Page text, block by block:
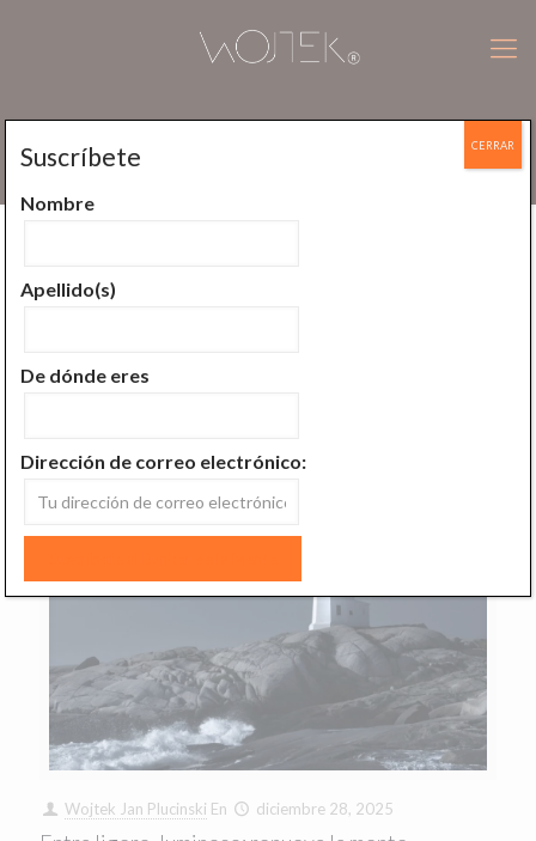
Conoce la mente
Wojtek Jan Plucinski En diciembre 28, 2025
Suscríbete
Nombre
Apellido(s)
De dónde eres
Dirección de correo electrónico:
CERRAR